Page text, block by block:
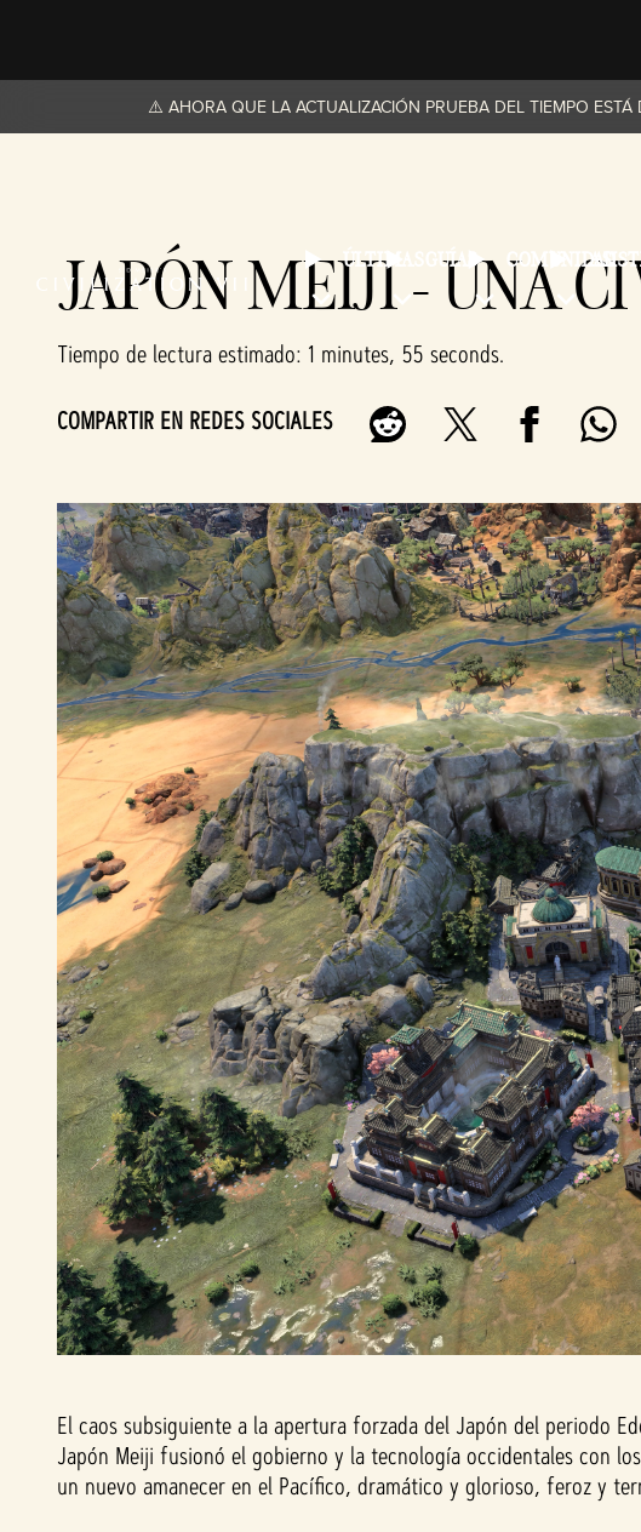
ÚLTIMAS GUÍAS COMUNIDAD
⚠️ AHORA QUE LA ACTUALIZACIÓN PRUEBA DEL TIEMPO ESTÁ
JAPÓN MEIJI - UNA
Tiempo de lectura estimado 1 minutes, 55 seconds
COMPARTIR EN REDES SOCIALES
El caos subsiguiente a la apertura forzada del Japón del periodo
Japón Meiji fusionó el gobierno y la tecnología occidentales con
un nuevo amanecer en el Pacífico, dramático y glorioso, feroz y